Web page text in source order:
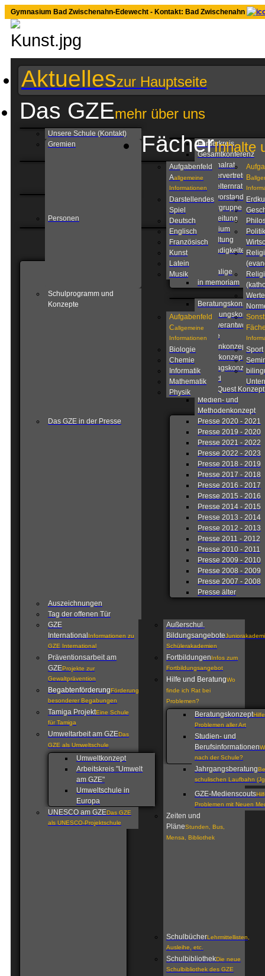
Gymnasium Bad Zwischenahn-Edewecht - Kontakt: Bad Zwischenahn
Aktuelleszur Hauptseite
Das GZEmehr über uns
Unsere Schule (Kontakt)
Gremien
Förderkreis
Gesamtkonferenz
Personalrat
Schülervertretung
Schulelternrat
Schulvorstand
Steuergruppe
Personen
Schulleitung
Kollegium
Verwaltung
Zuständigkeiten am
Ehemalige
in memoriam
Schulprogramm und
Konzepte
Beratungskonzept
Betreuungskonzept
Eigenverantwortliche
Schule
Fahrtenkonzept
Förderkonzept
Ganztagskonzept
Leitbild
Lions Quest Konzept
Medien- und
Methodenkonzept
Das GZE in der Presse
Presse 2020 - 2021
Presse 2019 - 2020
Presse 2021 - 2022
Presse 2022 - 2023
Presse 2018 - 2019
Presse 2017 - 2018
Presse 2016 - 2017
Presse 2015 - 2016
Presse 2014 - 2015
Presse 2013 - 2014
Presse 2012 - 2013
Presse 2011 - 2012
Presse 2010 - 2011
Presse 2009 - 2010
Presse 2008 - 2009
Presse 2007 - 2008
Presse älter
Auszeichnungen
Tag der offenen Tür
FächerInhalte
Aufgabenfeld
Aallgemeine
Informationen
Darstellendes
Spiel
Deutsch
Englisch
Französisch
Kunst
Latein
Musik
B
Aufgabenfeld
Callgemeine
Informationen
Biologie
Chemie
Informatik
Mathematik
Physik
Sport
GZE
International Informationen zu
GZE International
Präventionsarbeit am
GZEProjekte zur
Gewaltprävention
BegabtenförderungFörderung
besonderer Begabungen
Tamiga ProjektEine Schule
für Tamiga
Umweltarbeit am GZEDas
GZE als Umweltschule
Umweltkonzept
Arbeitskreis "Umwelt
am GZE"
Umweltschule in
Europa
UNESCO am GZEDas GZE
als UNESCO-Projektschule
Außerschul.
Bildungsangebote
Schülerakademien
FortbildungenInfos zum
Fortbildungsangebot
Hilfe und BeratungWo
finde ich Rat bei
Problemen?
Beratungskonzept
Problemen aller Art
Studien- und
Berufsinformationen
nach der Schule?
Jahrgangsberatung
schulischen Laufbahn
GZE-Medienscouts
Problemen mit Neuen
Zeiten und
PläneStunden, Bus,
Mensa, Bibliothek
SchulbücherLehrmittellisten,
Ausleihe, etc.
SchulbibliothekDie neue
Schulbibliothek des GZE